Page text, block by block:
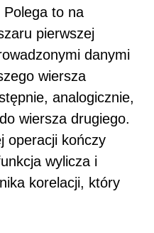
Polega to na
pierwszej
danymi
wiersza
analogicznie,
wiersza drugiego.
operacji kończy
wylicza i
korelacji, który